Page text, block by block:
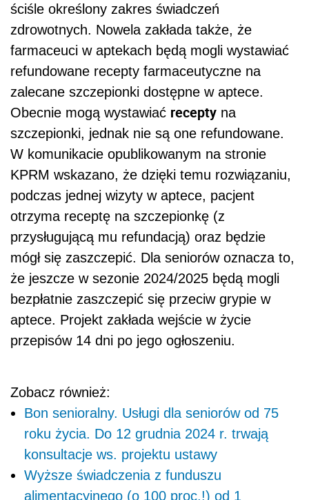
ściśle określony zakres świadczeń
zdrowotnych. Nowela zakłada także, że
farmaceuci w aptekach będą mogli wystawiać
refundowane recepty farmaceutyczne na
zalecane szczepionki dostępne w aptece.
Obecnie mogą wystawiać recepty na
szczepionki, jednak nie są one refundowane.
W komunikacie opublikowanym na stronie
KPRM wskazano, że dzięki temu rozwiązaniu,
podczas jednej wizyty w aptece, pacjent
otrzyma receptę na szczepionkę (z
przysługującą mu refundacją) oraz będzie
mógł się zaszczepić. Dla seniorów oznacza to,
że jeszcze w sezonie 2024/2025 będą mogli
bezpłatnie zaszczepić się przeciw grypie w
aptece. Projekt zakłada wejście w życie
przepisów 14 dni po jego ogłoszeniu.
Zobacz również:
Bon senioralny. Usługi dla seniorów od 75
roku życia. Do 12 grudnia 2024 r. trwają
konsultacje ws. projektu ustawy
Wyższe świadczenia z funduszu
alimentacyjnego (o 100 proc.!) od 1